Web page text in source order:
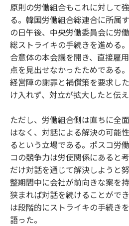
原則の労働組合もこれに対して
る。韓国労働組合総連合に所属
の日午後、中央労働委員会に労
総ストライキの手続きを進める
合意体の本会議を開き、直接雇
点を見出せなかったためである
経営陣の謝罪と補償策を要求し
け入れず、対立が拡大したと伝え
ただし、労働組合側は直ちに全
はなく、対話による解決の可能
るという立場である。ポスコ労
コの競争力は労使関係にあると
だけ対話を通じて解決しようと
整期間中に会社が前向きな案を
狭まれば対話を続けることがで
は段階的にストライキの手続き
語った。